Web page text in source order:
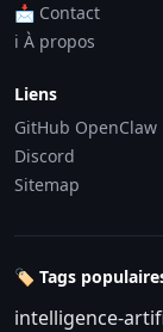
📩 Contact
ℹ️ À propos
Liens
GitHub OpenClaw
Discord
Sitemap
🏷️ Tags
intelligence-